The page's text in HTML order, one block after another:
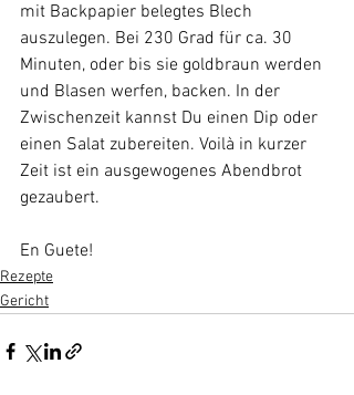
mit Backpapier belegtes Blech
auszulegen. Bei 230 Grad für ca. 30
Minuten, oder bis sie goldbraun werden
und Blasen werfen, backen. In der
Zwischenzeit kannst Du einen Dip oder
einen Salat zubereiten. Voilà in kurzer
Zeit ist ein ausgewogenes Abendbrot
gezaubert.
​En Guete!
Rezepte
Gericht